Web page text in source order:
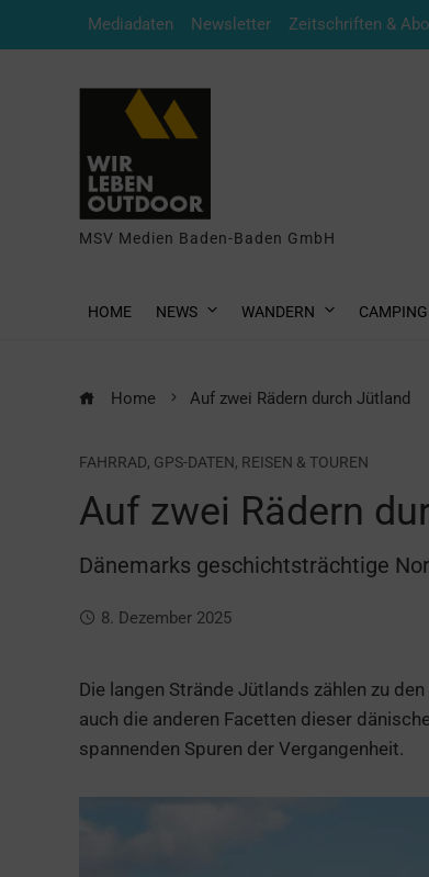
Mediadaten Newsletter Zeitschriften &
MSV Medien Baden-Baden GmbH
HOME NEWS WANDERN CAMPING
Home Auf zwei Rädern durch Jütland
FAHRRAD, GPS-DATEN, REISEN & TOUREN
Auf zwei Rädern
Dänemarks geschichtsträchtige
8. Dezember 2025
Die langen Strände Jütlands zählen zu
auch die anderen Facetten dieser
spannenden Spuren der Vergangenheit.